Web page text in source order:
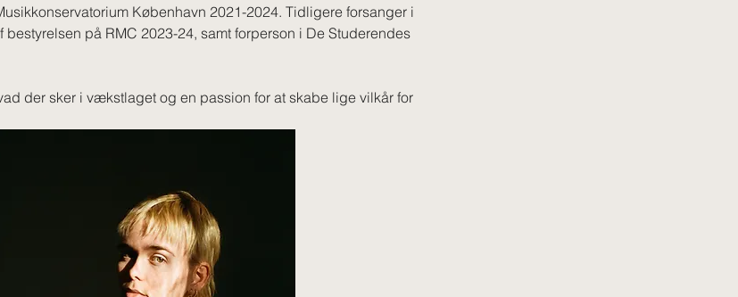
København 2021-2024. Tidligere forsanger i
på RMC 2023-24, samt forperson i De Studerendes
der sker i vækstlaget og en passion for at skabe lige vilkår for